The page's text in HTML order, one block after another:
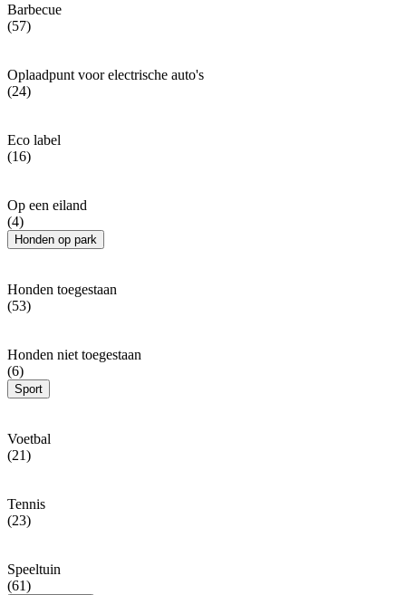
Barbecue
(57)
Oplaadpunt voor electrische auto's
(24)
Eco label
(16)
Op een eiland
(4)
Honden op park
Honden toegestaan
(53)
Honden niet toegestaan
(6)
Sport
Voetbal
(21)
Tennis
(23)
Speeltuin
(61)